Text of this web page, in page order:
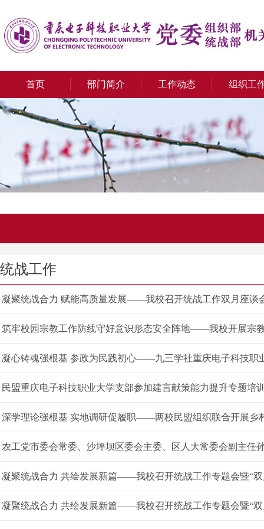
首页 部门简介 工作动态 组织工
统战工作
凝聚统战合力 赋能高质量发展——我校召开统战工作双月座谈
筑牢校园宗教工作防线守好意识形态安全阵地——我校开展宗
凝心铸魂强根基 参政为民践初心——九三学社重庆电子科技职
民盟重庆电子科技职业大学支部参加建言献策能力提升专题培
深学理论强根基 实地调研促履职——两校民盟组织联合开展乡
农工党市委会常委、沙坪坝区委会主委、区人大常委会副主任
凝聚统战合力 共绘发展新篇——我校召开统战工作专题会暨“双
凝聚统战合力 共绘发展新篇——我校召开统战工作专题会暨“双